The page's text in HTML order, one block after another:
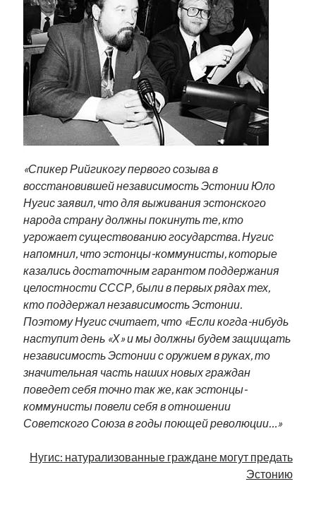
«Спикер Рийгикогу первого созыва в
восстановившей независимость Эстонии Юло
Нугис заявил, что для выживания эстонского
народа страну должны покинуть те, кто
угрожает существованию государства. Нугис
напомнил, что эстонцы-коммунисты, которые
казались достаточным гарантом поддержания
целостности СССР, были в первых рядах тех,
кто поддержал независимость Эстонии.
Поэтому Нугис считает, что «Если когда-нибудь
наступит день «Х» и мы должны будем защищать
независимость Эстонии с оружием в руках, то
значительная часть наших новых граждан
поведет себя точно так же, как эстонцы-
коммунисты повели себя в отношении
Советского Союза в годы поющей революции…»
Нугис: натурализованные граждане могут предать
Эстонию